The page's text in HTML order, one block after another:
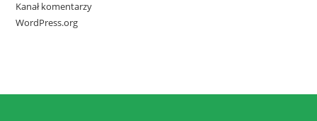
Kanał komentarzy
WordPress.org